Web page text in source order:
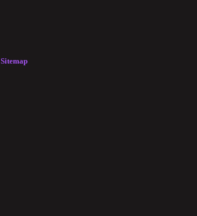
Sitemap